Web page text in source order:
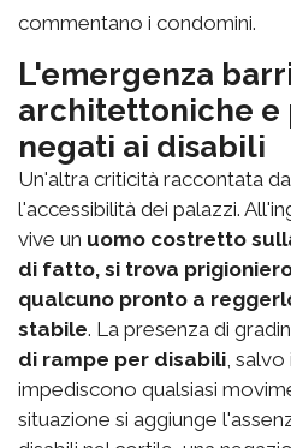
commentano i condomini.
L'emergenza
architettoniche e
negati ai disabili
Un'altra criticità raccontata
l'accessibilità dei palazzi.
vive un uomo costretto
di fatto, si trova
qualcuno pronto a
stabile. La presenza di
di rampe per disabili ,
impediscono qualsiasi
situazione si aggiunge